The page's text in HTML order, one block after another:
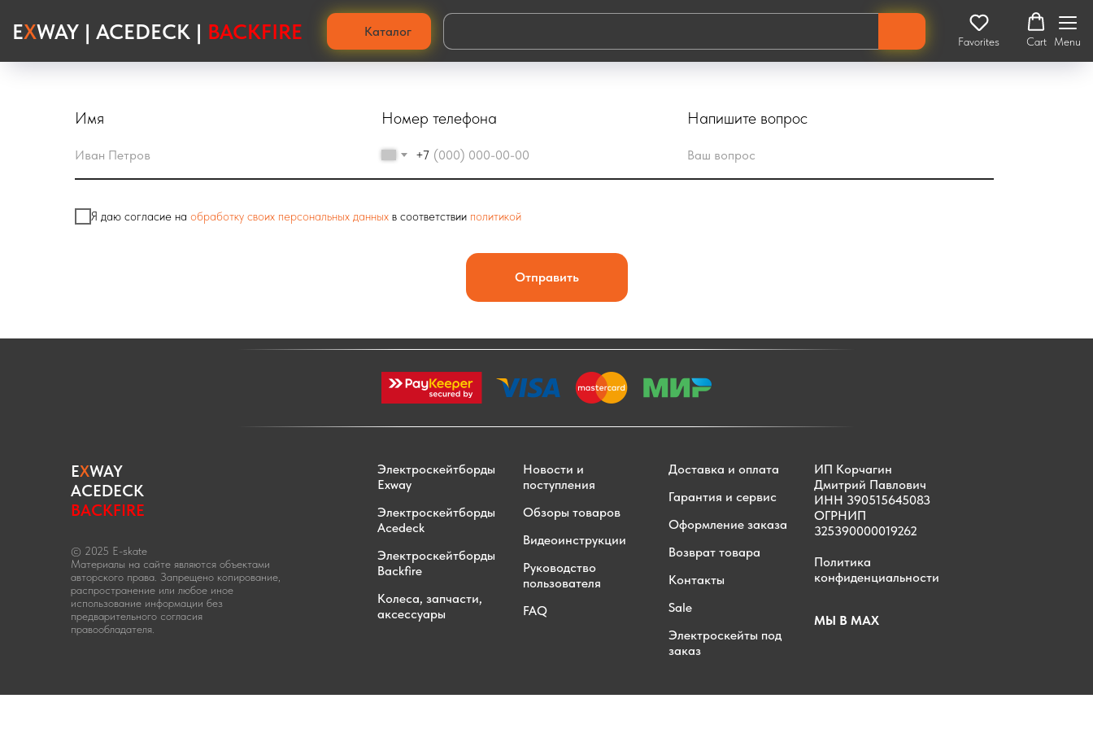
EXWAY | ACEDECK | BACKFIRE Каталог
Favorites Cart Menu
Купить гриптейп и шкурку для электроскейта: каталог и цены
Хотитекупить гриптейп для электроскейта ? В наличии крупнозернистая шкурка и наждак на самоклейке для надежного зацепа и защиты деки. Заказывайте на сайте!
Имя Номер телефона
+7
Напишите вопрос
Я даю согласие на обработку своих персональных данных в соответствии политикой
Отправить
EXWAY
ACEDECK
BACKFIRE
© 2025 E-skate
Материалы на сайте являются объектами
авторского права. Запрещено копирование,
распространение или любое иное
использование информации без
предварительного согласия
правообладателя.
Электроскейтборды
Exway
Электроскейтборды
Acedeck
Электроскейтборды
Backfire
Колеса, запчасти,
аксессуары
Новости и
поступления
Обзоры товаров
Видеоинструкции
Руководство
пользователя
FAQ
Доставка и оплата
Гарантия и сервис
Оформление заказа
Возврат товара
Контакты
Sale
Электроскейты под
заказ
ИП Корчагин
Дмитрий Павлович
ИНН 390515645083
ОГРНИП
325390000019262
Политика
конфиденциальности
МЫ В MAX